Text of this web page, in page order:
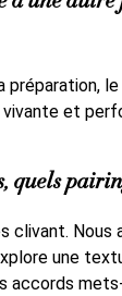
le
et
quels
Nous
une
accords